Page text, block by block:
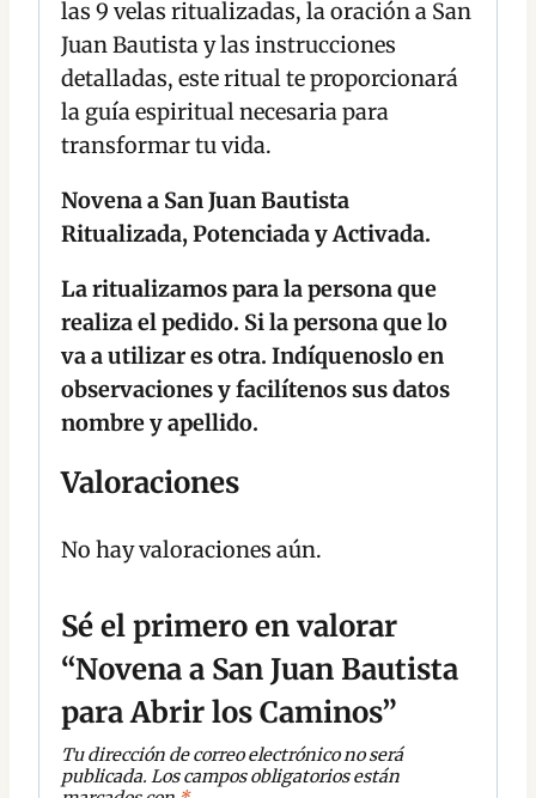
las 9 velas ritualizadas, la oración a San
Juan Bautista y las instrucciones
detalladas, este ritual te proporcionará
la guía espiritual necesaria para
transformar tu vida.
Novena a San Juan Bautista
Ritualizada, Potenciada y Activada.
La ritualizamos para la persona que
realiza el pedido. Si la persona que lo
va a utilizar es otra. Indíquenoslo en
observaciones y facilítenos sus datos
nombre y apellido.
Valoraciones
No hay valoraciones aún.
Sé el primero en valorar
“Novena a San Juan Bautista
para Abrir los Caminos”
Tu dirección de correo electrónico no será
publicada. Los campos obligatorios están